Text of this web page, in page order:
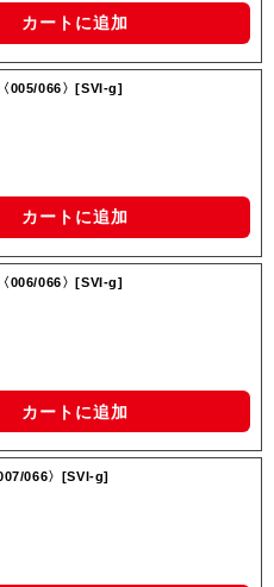
カートに追加
005/066〉[SVI-g]
カートに追加
006/066〉[SVI-g]
カートに追加
066〉[SVI-g]